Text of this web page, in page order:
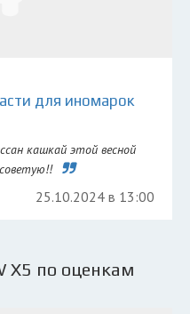
для иномарок
кашкай этой весной
25.10.2024 в 13:00
X5 по оценкам